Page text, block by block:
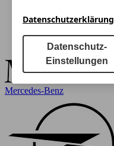
Mercedes-Benz
Datenschutzerklärung
Datenschutz-
Einstellungen